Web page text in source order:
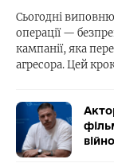
Сьогодні
операції —
кампанії, яка
агресора. Цей